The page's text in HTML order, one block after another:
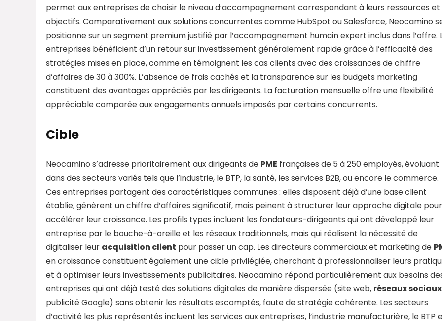
permet aux entreprises de choisir le niveau d’accompagnement correspondant à leurs ressources et
objectifs. Comparativement aux solutions concurrentes comme HubSpot ou Salesforce, Neocamino
positionne sur un segment premium justifié par l’accompagnement humain expert inclus dans l’offre.
entreprises bénéficient d’un retour sur investissement généralement rapide grâce à l’efficacité des
stratégies mises en place, comme en témoignent les cas clients avec des croissances de chiffre
d’affaires de 30 à 300%. L’absence de frais cachés et la transparence sur les budgets marketing
constituent des avantages appréciés par les dirigeants. La facturation mensuelle offre une flexibilité
appréciable comparée aux engagements annuels imposés par certains concurrents.
Cible
Neocamino s’adresse prioritairement aux dirigeants de PME françaises de 5 à 250 employés, évoluant
dans des secteurs variés tels que l’industrie, le BTP, la santé, les services B2B, ou encore le commerce.
Ces entreprises partagent des caractéristiques communes : elles disposent déjà d’une base client
établie, génèrent un chiffre d’affaires significatif, mais peinent à structurer leur approche digitale pour
accélérer leur croissance. Les profils types incluent les fondateurs-dirigeants qui ont développé leur
entreprise par le bouche-à-oreille et les réseaux traditionnels, mais qui réalisent la nécessité de
digitaliser leur acquisition client pour passer un cap. Les directeurs commerciaux et marketing de
en croissance constituent également une cible privilégiée, cherchant à professionnaliser leurs
et à optimiser leurs investissements publicitaires. Neocamino répond particulièrement aux besoins
entreprises qui ont déjà testé des solutions digitales de manière dispersée (site web, réseaux sociaux
publicité Google) sans obtenir les résultats escomptés, faute de stratégie cohérente. Les secteurs
d’activité les plus représentés incluent les services aux entreprises, l’industrie manufacturière, le BTP